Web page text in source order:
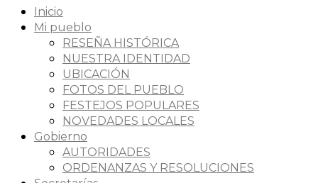
Inicio
Mi pueblo
RESEÑA HISTÓRICA
NUESTRA IDENTIDAD
UBICACIÓN
FOTOS DEL PUEBLO
FESTEJOS POPULARES
NOVEDADES LOCALES
Gobierno
AUTORIDADES
ORDENANZAS Y RESOLUCIONES